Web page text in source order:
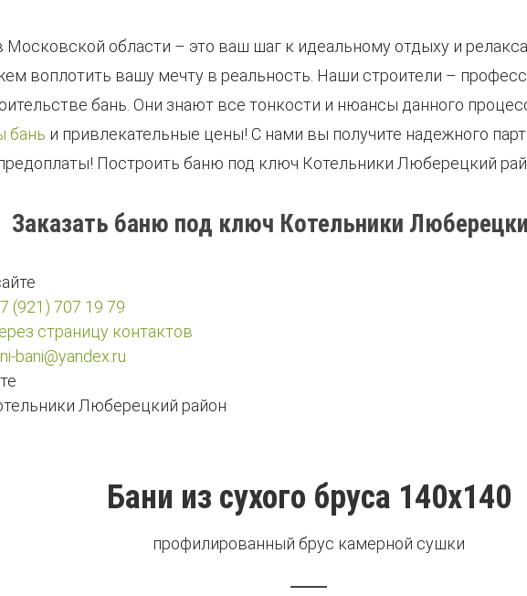
области – это ваш шаг к идеальному отдыху и
воплотить вашу мечту в реальность. Наши строители –
бань. Они знают все тонкости и нюансы данного
бань и привлекательные цены! С нами вы получите надежного
Построить баню под ключ Котельники Люберецкий
Заказать баню под ключ Котельники
(921) 707 19 79
страницу контактов
bani@yandex.ru
Люберецкий район
Бани из сухого бруса 140х140
профилированный брус камерной сушки